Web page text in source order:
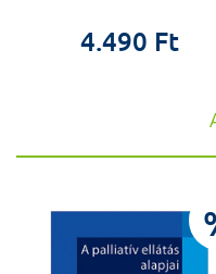
4.490 Ft